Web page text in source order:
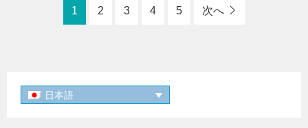
1 2 3 4 5 次へ
日本語